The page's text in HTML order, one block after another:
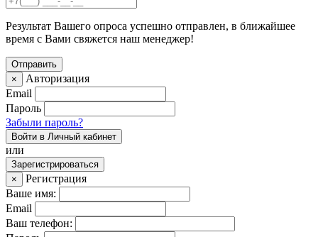
Результат Вашего опроса успешно отправлен, в ближайшее
время с Вами свяжется наш менеджер!
×
Авторизация
Email
Пароль
Забыли пароль?
Войти в Личный кабинет
или
Зарегистрироваться
×
Регистрация
Ваше имя:
Email
Ваш телефон: